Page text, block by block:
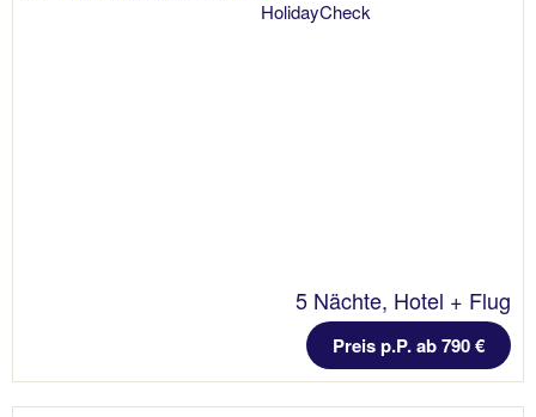
5 Nächte, Hotel + Flug
Preis p.P. ab 790 €